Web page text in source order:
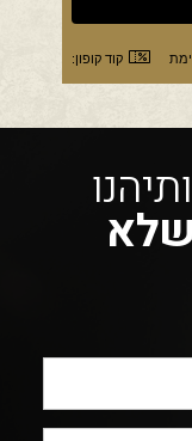
קוד קופון: